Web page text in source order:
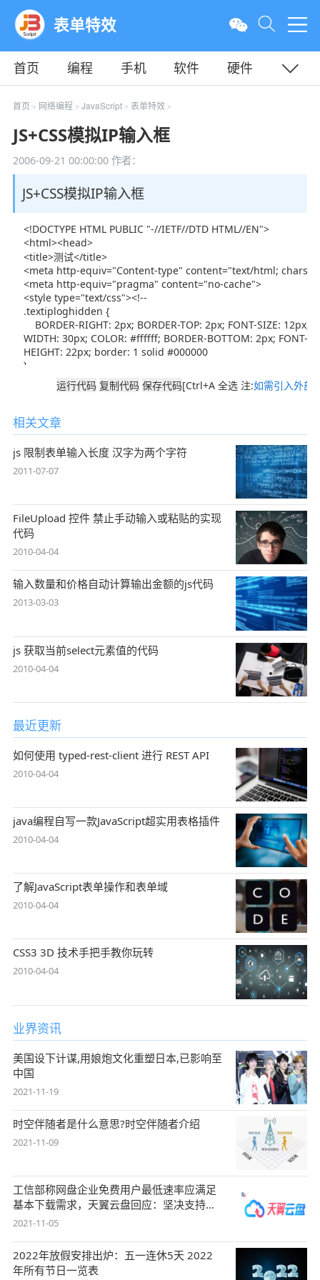
表单特效
首页 编程 手机 软件
硬件
教程
平面 服务器
首页 > 网络编程 > JavaScript> 表单特效 >
JS+CSS模拟IP输入框
2006-09-21 00:00:00作者：
JS+CSS模拟IP输入框
[Ctrl+A 全选 注:如需引入外部
相关文章
js 限制表单输入长度 汉字为两个字符
2011-07-07
FileUpload 控件 禁止手动输入或粘贴的实现
代码
2010-04-04
输入数量和价格自动计算输出金额的js代码
2013-03-03
js 获取当前select元素值的代码
2010-04-04
最近更新
如何使用 typed-rest-client 进行 REST API
2010-04-04
java编程自写一款JavaScript超实用表格插件
2010-04-04
了解JavaScript表单操作和表单域
2010-04-04
CSS3 3D 技术手把手教你玩转
2010-04-04
业界资讯
美国设下计谋,用娘炮文化重塑日本,已影响至
中国
2021-11-19
时空伴随者是什么意思?时空伴随者介绍
2021-11-09
工信部称网盘企业免费用户最低速率应满足
基本下载需求，天翼云盘回应：坚决支持，
始终
2021-11-05
2022年放假安排出炉：五一连休5天 2022
年所有节日一览表